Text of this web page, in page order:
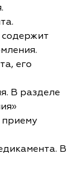
его
В разделе
В